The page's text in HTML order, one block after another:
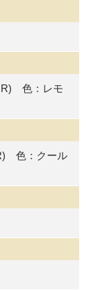
IR) 色：レモ
色：クール